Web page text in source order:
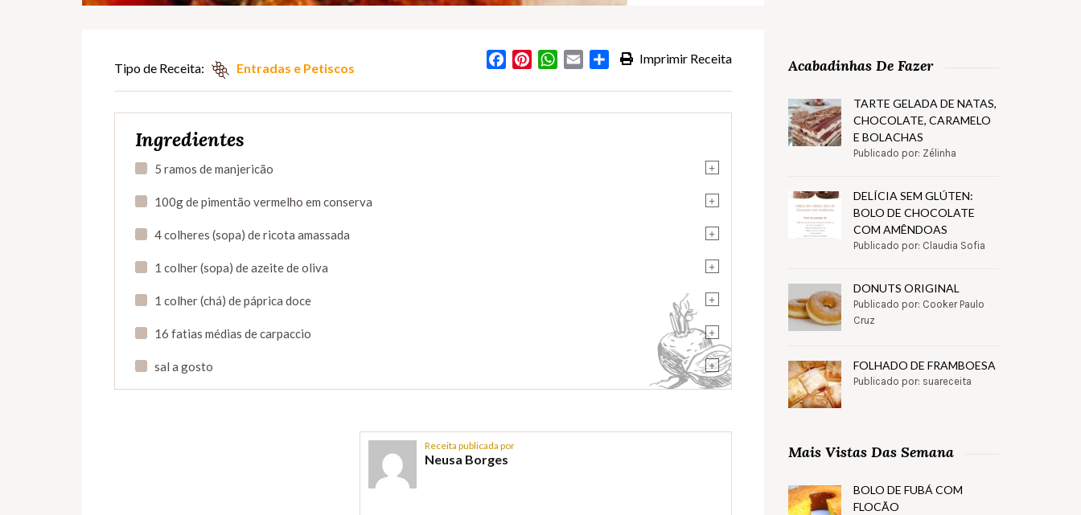
Imprimir Receita
FacebookPinterestWhatsApp
Email Partilhar
Tipo de Receita: Entradas e Petiscos
Ingredientes
+
5 ramos de manjericão
+
100g de pimentão vermelho em conserva
+
4 colheres (sopa) de ricota amassada
+
1 colher (sopa) de azeite de oliva
+
1 colher (chá) de páprica doce
+
16 fatias médias de carpaccio
+
sal a gosto
Receita publicada por
Neusa Borges
Acabadinhas De Fazer
TARTE GELADA DE NATAS,
CHOCOLATE, CARAMELO
E BOLACHAS
Publicado por: Zélinha
DELÍCIA SEM GLÚTEN:
BOLO DE CHOCOLATE
COM AMÊNDOAS
Publicado por: Claudia Sofia
DONUTS ORIGINAL
Publicado por: Cooker Paulo
Cruz
FOLHADO DE FRAMBOESA
Publicado por: suareceita
Mais Vistas Das Semana
BOLO DE FUBÁ COM
FLOCÃO